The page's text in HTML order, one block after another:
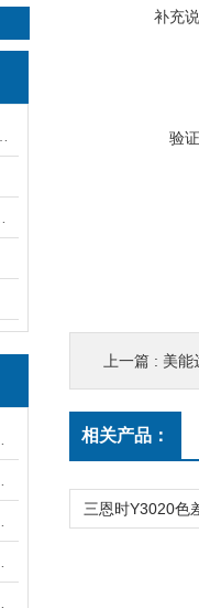
补充
验
上一篇 : 美能
相关产品：